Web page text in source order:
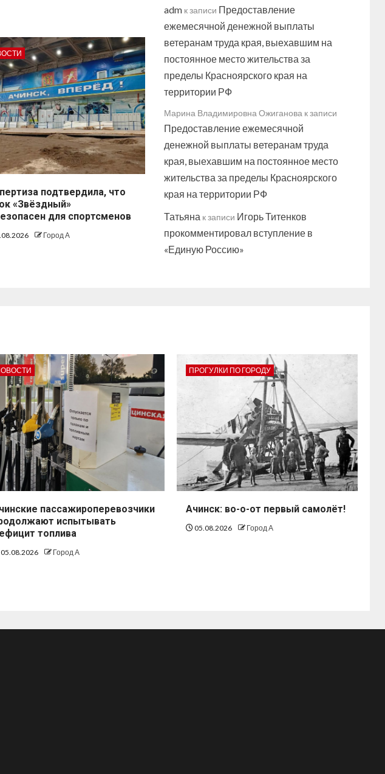
подтвердила, что
«Звёздный»
для спортсменов
Город А
admк записи Предоставление
ежемесячной денежной выплаты
ветеранам труда края, выехавшим на
постоянное место жительства за
пределы Красноярского края на
территории РФ
Марина Владимировна Ожигановак записи
Предоставление ежемесячной
денежной выплаты ветеранам труда
края, выехавшим на постоянное место
жительства за пределы Красноярского
края на территории РФ
Татьянак записи Игорь Титенков
прокомментировал вступление в
«Единую Россию»
пассажироперевозчики
испытывать
топлива
05.08.2026 Город А
ПРОГУЛКИ ПО ГОРОДУ
Ачинск: во-о-от первый самолёт!
05.08.2026 Город А